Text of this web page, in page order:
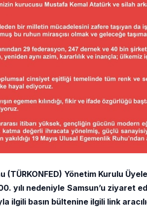
Yönetim Kurulu
yılı nedeniyle Samsun’u ziyaret
ilgili basın bültenine ilgili link